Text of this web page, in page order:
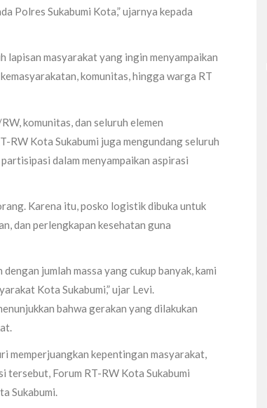
Polres Sukabumi Kota,” ujarnya kepada
masyarakat yang ingin menyampaikan
komunitas, hingga warga RT
komunitas, dan seluruh elemen
RW Kota Sukabumi juga mengundang seluruh
dalam menyampaikan aspirasi
Karena itu, posko logistik dibuka untuk
dan perlengkapan kesehatan guna
jumlah massa yang cukup banyak, kami
Kota Sukabumi,” ujar Levi.
bahwa gerakan yang dilakukan
memperjuangkan kepentingan masyarakat,
tersebut, Forum RT-RW Kota Sukabumi
Sukabumi.